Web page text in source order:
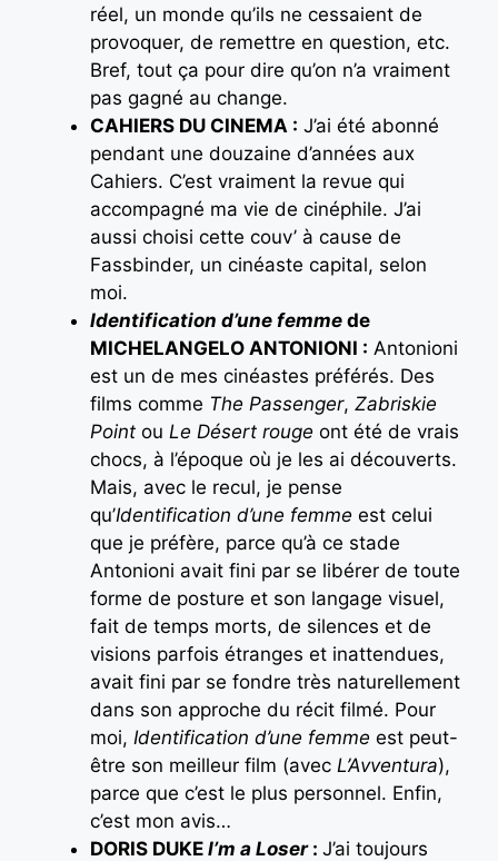
réel, un monde qu’ils ne cessaient de
provoquer, de remettre en question, etc.
Bref, tout ça pour dire qu’on n’a vraiment
pas gagné au change.
CAHIERS DU CINEMA : J’ai été abonné
pendant une douzaine d’années aux
Cahiers. C’est vraiment la revue qui
accompagné ma vie de cinéphile. J’ai
aussi choisi cette couv’ à cause de
Fassbinder, un cinéaste capital, selon
moi.
Identification d’une femme de
MICHELANGELO ANTONIONI : Antonioni
est un de mes cinéastes préférés. Des
films comme The Passenger, Zabriskie
Point ou Le Désert rouge ont été de vrais
chocs, à l’époque où je les ai découverts.
Mais, avec le recul, je pense
qu’Identification d’une femme est celui
que je préfère, parce qu’à ce stade
Antonioni avait fini par se libérer de toute
forme de posture et son langage visuel,
fait de temps morts, de silences et de
visions parfois étranges et inattendues,
avait fini par se fondre très naturellement
dans son approche du récit filmé. Pour
moi, Identification d’une femme est peut-
être son meilleur film (avec L’Avventura),
parce que c’est le plus personnel. Enfin,
c’est mon avis…
DORIS DUKE I’m a Loser : J’ai toujours